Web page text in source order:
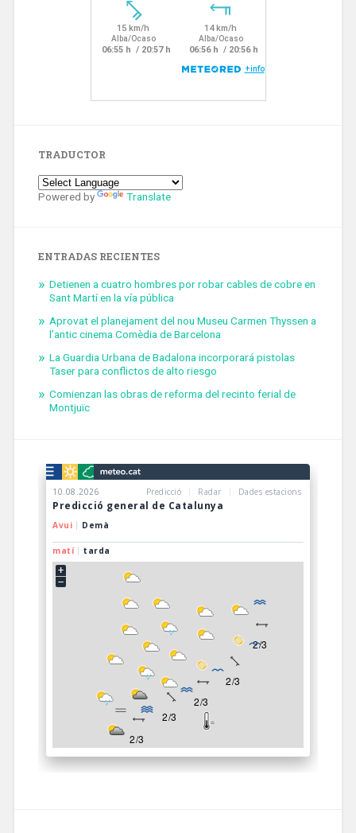
TRADUCTOR
Powered by Translate
ENTRADAS RECIENTES
Detienen a cuatro hombres por robar cables de cobre en
Sant Martí en la vía pública
Aprovat el planejament del nou Museu Carmen Thyssen a
l’antic cinema Comèdia de Barcelona
La Guardia Urbana de Badalona incorporará pistolas
Taser para conflictos de alto riesgo
Comienzan las obras de reforma del recinto ferial de
Montjuïc